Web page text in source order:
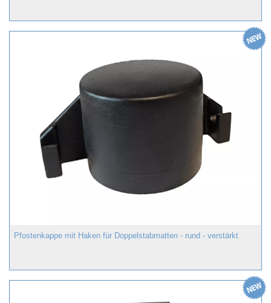
Pfostenkappe mit Haken für Doppelstabmatten - rund - verstärkt